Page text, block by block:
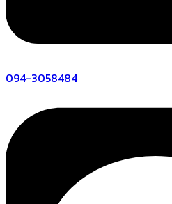
094-3058484